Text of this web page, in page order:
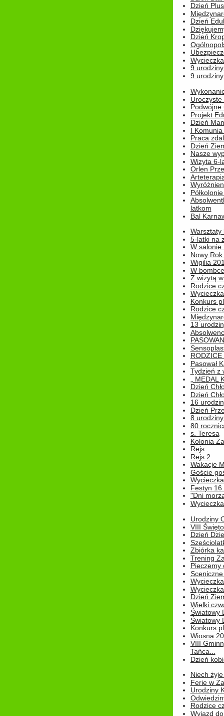
Dzień
Dzień
Dzień
9
9
Podwójne
Projekt
Dzień
I
Praca
Dzień
Nasze
Wizyta 6-
Orlen
latkom
Bal
Warsztaty
5-latki na
W salonie
Nowy
Wigilia
W bombce
Z wizytą
Rodzice
Konkurs
Rodzice
13
Pasował
Tydzień z
„
Dzień
Dzień
16
Dzień
8
80
s. Teresa
Kolonia
Rejs
Rejs 2
Wakacje
Goście
Festyn
"Dni
Urodziny
VIII
Dzień
Zbiórka
Trening
Pieczemy
Dzień
Wielki
Światowy
Światowy
Konkurs
Wiosna
VIII
Tańca...
Dzień
Niech
Ferie w
Urodziny
Rodzice
Wyjazd